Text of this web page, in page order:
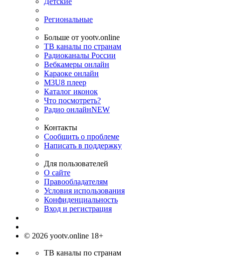
Региональные
Больше от yootv.online
ТВ каналы по странам
Радиоканалы России
Вебкамеры онлайн
Караоке онлайн
M3U8 плеер
Каталог иконок
Что посмотреть?
Радио онлайнNEW
Контакты
Сообщить о проблеме
Написать в поддержку
Для пользователей
О сайте
Правообладателям
Условия использования
Конфиденциальность
Вход и регистрация
© 2026 yootv.online 18+
ТВ каналы по странам